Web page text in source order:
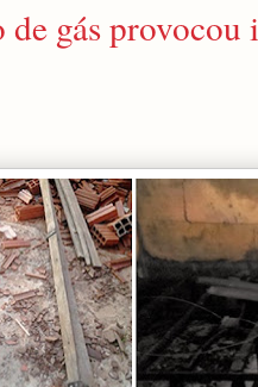
gás provocou